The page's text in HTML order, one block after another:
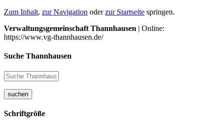
Zum Inhalt, zur Navigation oderzur Startseite springen.
Verwaltungsgemeinschaft Thannhausen | Online:
https://www.vg-thannhausen.de/
Suche Thannhausen
suchen
Schriftgröße